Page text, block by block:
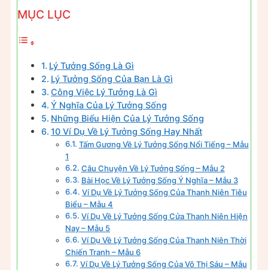
MỤC LỤC
Lý Tưởng Sống Là Gì
Lý Tưởng Sống Của Bạn Là Gì
Công Việc Lý Tưởng Là Gì
Ý Nghĩa Của Lý Tưởng Sống
Những Biểu Hiện Của Lý Tưởng Sống
10 Ví Dụ Về Lý Tưởng Sống Hay Nhất
Tấm Gương Về Lý Tưởng Sống Nổi Tiếng – Mẫu
1
Câu Chuyện Về Lý Tưởng Sống – Mẫu 2
Bài Học Về Lý Tưởng Sống Ý Nghĩa – Mẫu 3
Ví Dụ Về Lý Tưởng Sống Của Thanh Niên Tiêu
Biểu – Mẫu 4
Ví Dụ Về Lý Tưởng Sống Cửa Thanh Niên Hiện
Nay – Mẫu 5
Ví Dụ Về Lý Tưởng Sống Của Thanh Niên Thời
Chiến Tranh – Mẫu 6
Ví Dụ Về Lý Tưởng Sống Của Võ Thị Sáu – Mẫu